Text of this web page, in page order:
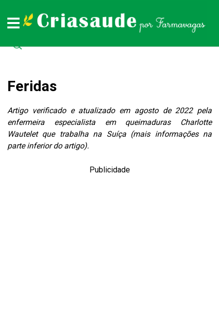
Feridas
Artigo verificado e atualizado em agosto de 2022 pela
enfermeira especialista em queimaduras Charlotte
Wautelet que trabalha na Suíça (mais informações na
parte inferior do artigo).
Publicidade